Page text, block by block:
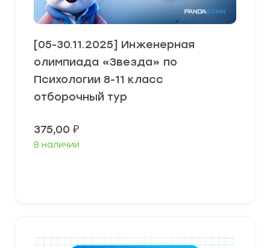
[05-30.11.2025] Инженерная
олимпиада «Звезда» по
Психологии 8-11 класс
отборочный тур
375,00 ₽
В наличии